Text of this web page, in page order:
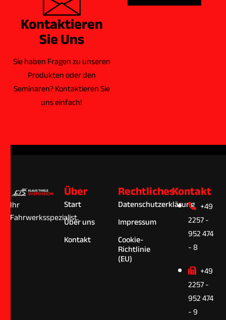
Kontaktieren
Sie Uns
Sie haben Fragen zu unseren
Produkten oder den
Seminaren? Kontaktieren Sie
uns einfach!
Ihr
Fahrwerksspezialist.
Über
Start
Über uns
Kontakt
Rechtliches
Datenschutzerklärung
Impressum
Cookie-
Richtlinie
(EU)
Kontakt
+49
2257 -
952 474
- 8
+49
2257 -
952 474
- 9